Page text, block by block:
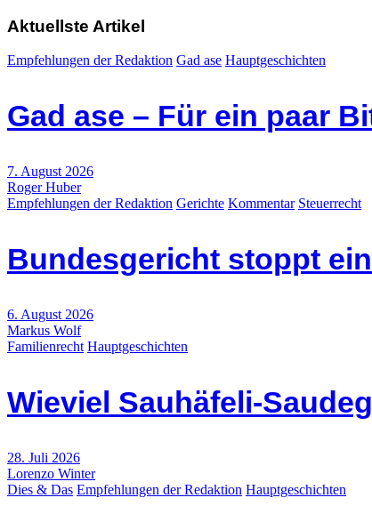
Aktuellste Artikel
Empfehlungen der Redaktion Gad ase Hauptgeschichten
Gad ase – Für ein paar
7. August 2026
Roger Huber
Empfehlungen der Redaktion Gerichte Kommentar Steuerrecht
Bundesgericht stoppt
6. August 2026
Markus Wolf
Familienrecht Hauptgeschichten
Wieviel Sauhäfeli-
28. Juli 2026
Lorenzo Winter
Dies & Das Empfehlungen der Redaktion Hauptgeschichten